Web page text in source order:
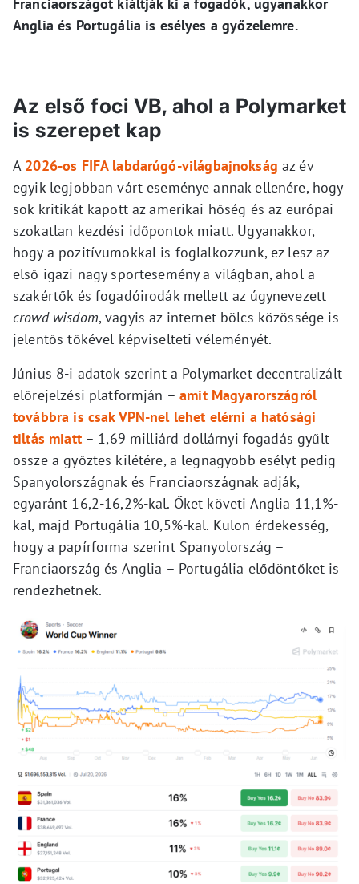
Franciaországot kiáltják ki a fogadók, ugyanakkor
Anglia és Portugália is esélyes a győzelemre.
Az első foci VB, ahol a Polymarket
is szerepet kap
A 2026-os FIFA labdarúgó-világbajnokság az év
egyik legjobban várt eseménye annak ellenére, hogy
sok kritikát kapott az amerikai hőség és az európai
szokatlan kezdési időpontok miatt. Ugyanakkor,
hogy a pozitívumokkal is foglalkozzunk, ez lesz az
első igazi nagy sportesemény a világban, ahol a
szakértők és fogadóirodák mellett az úgynevezett
crowd wisdom, vagyis az internet bölcs közössége is
jelentős tőkével képviselteti véleményét.
Június 8-i adatok szerint a Polymarket decentralizált
előrejelzési platformján –amit Magyarországról
továbbra is csak VPN-nel lehet elérni a hatósági
tiltás miatt– 1,69 milliárd dollárnyi fogadás gyűlt
össze a győztes kilétére, a legnagyobb esélyt pedig
Spanyolországnak és Franciaországnak adják,
egyaránt 16,2-16,2%-kal. Őket követi Anglia 11,1%-
kal, majd Portugália 10,5%-kal. Külön érdekesség,
hogy a papírforma szerint Spanyolország –
Franciaország és Anglia – Portugália elődöntőket is
rendezhetnek.